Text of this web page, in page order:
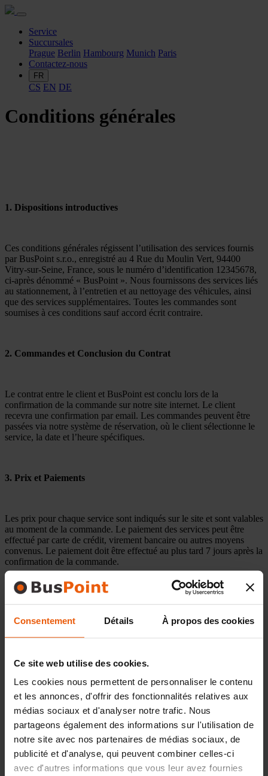
Consentement Détails À propos des cookies
Ce site web utilise des cookies.
Les cookies nous permettent de personnaliser le contenu
et les annonces, d'offrir des fonctionnalités relatives aux
médias sociaux et d'analyser notre trafic. Nous
partageons également des informations sur l'utilisation de
notre site avec nos partenaires de médias sociaux, de
publicité et d'analyse, qui peuvent combiner celles-ci
avec d'autres informations que vous leur avez fournies
Service
Succursales
Prague Berlin Hambourg Munich Paris
Contactez-nous
FR
CS EN DE
Conditions générales
1. Dispositions introductives
Ces conditions générales régissent l’utilisation des services fournis
par BusPoint s.r.o., enregistré au 4 Rue du Moulin Vert, 94400
Vitry-sur-Seine, France, sous le numéro d’identification 12345678,
ci-après dénommé « BusPoint ». Nous fournissons des services liés
au stationnement, à l’entretien et au nettoyage des véhicules, ainsi
que des services supplémentaires. Toutes les commandes sont
soumises à ces conditions sauf accord écrit contraire.
2. Commandes et Conclusion du Contrat
Le contrat entre le client et BusPoint est conclu lors de la
confirmation de la commande sur notre site internet. Le client
recevra une confirmation par email. Les commandes peuvent être
passées via notre système de réservation, où le client sélectionne le
service, la date et l’heure spécifiques.
3. Prix et Paiements
Les prix pour chaque service sont indiqués sur le site et sont valables
au moment de la commande. Le paiement des services peut être
effectué par carte de crédit, virement bancaire ou autres moyens
convenus. Le paiement doit être effectué au plus tard 7 jours après la
confirmation de la commande.
4. Annulations et Modifications de Réservation
délai sont soumises à des frais de 100 % du prix du service.
5. Droits et Obligations des Clients
Le client est tenu de fournir des informations véridiques et à jour lors
de la commande. Il doit également respecter les règles du parking et
les instructions du personnel de BusPoint.